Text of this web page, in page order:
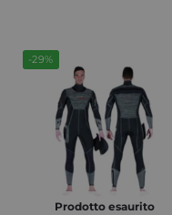
-29%
Prodotto esaurito